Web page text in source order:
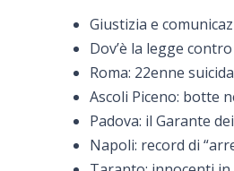
Giustizia e
Dov’è la legge
Roma: 22enne
Ascoli Piceno: botte
Padova: il Garante
Napoli: record di